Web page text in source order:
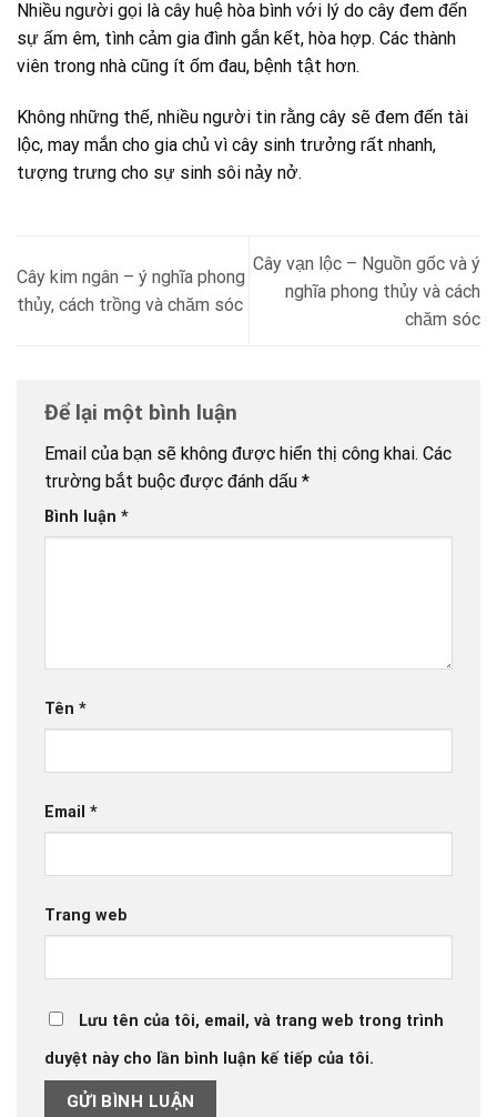
Nhiều người gọi là cây huệ hòa bình với lý do cây đem đến
sự ấm êm, tình cảm gia đình gắn kết, hòa hợp. Các thành
viên trong nhà cũng ít ốm đau, bệnh tật hơn.
Không những thế, nhiều người tin rằng cây sẽ đem đến tài
lộc, may mắn cho gia chủ vì cây sinh trưởng rất nhanh,
tượng trưng cho sự sinh sôi nảy nở.
Cây kim ngân – ý nghĩa phong
thủy, cách trồng và chăm sóc
Cây vạn lộc – Nguồn gốc và ý
nghĩa phong thủy và cách
chăm sóc
Để lại một bình luận
Email của bạn sẽ không được hiển thị công khai. Các
trường bắt buộc được đánh dấu *
Bình luận *
Tên *
Email *
Trang web
Lưu tên của tôi, email, và trang web trong trình
duyệt này cho lần bình luận kế tiếp của tôi.